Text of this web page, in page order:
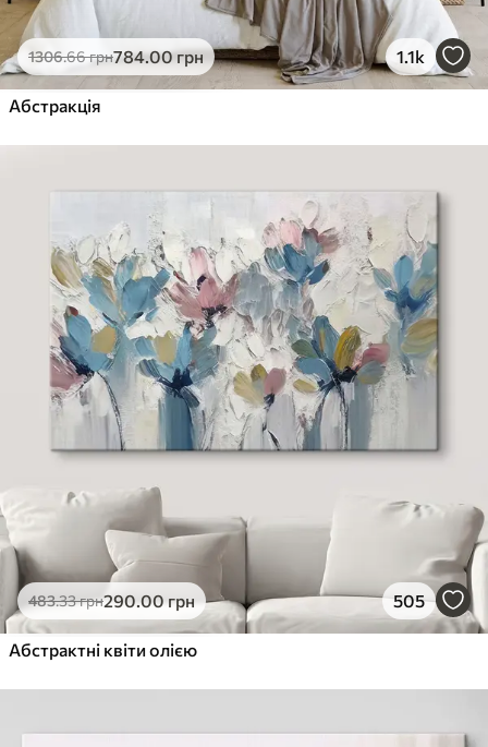
1306.66грн784.00грн 1.1k
Абстракція
483.33грн290.00грн 505
Абстрактні квіти олією